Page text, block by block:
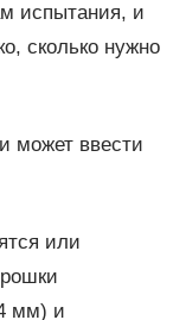
испытания, и
сколько нужно
может ввести
или
мм) и